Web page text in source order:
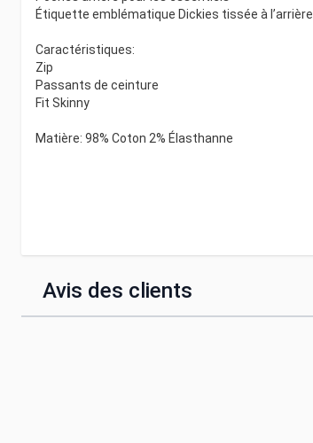
Étiquette emblématique Dickies tissée à l’arrière
Caractéristiques:
Zip
Passants de ceinture
Fit Skinny
Matière: 98% Coton 2% Élasthanne
Avis des clients